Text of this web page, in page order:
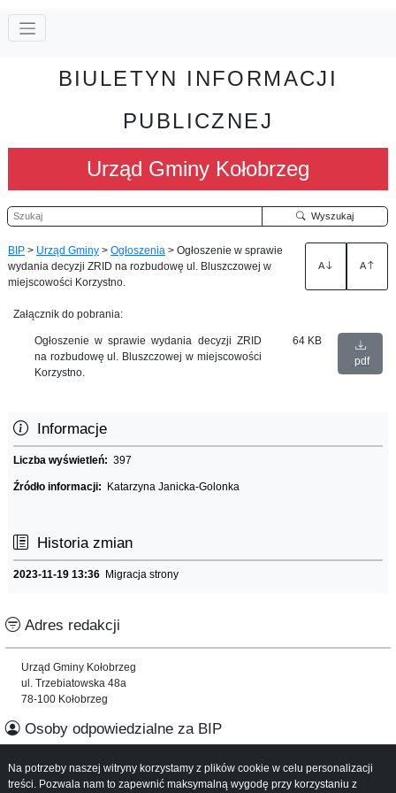
BIULETYN INFORMACJI
PUBLICZNEJ
Urząd Gminy Kołobrzeg
Szukaj Wyszukaj
BIP > Urząd Gminy > Ogłoszenia > Ogłoszenie w sprawie
wydania decyzji ZRID na rozbudowę ul. Bluszczowej w
miejscowości Korzystno.
A A
Załącznik do pobrania:
Ogłoszenie w sprawie wydania decyzji ZRID
na rozbudowę ul. Bluszczowej w miejscowości
Korzystno.
64 KB
pdf
Informacje
Liczba wyświetleń: 397
Źródło informacji: Katarzyna Janicka-Golonka
Historia zmian
2023-11-19 13:36 Migracja strony
Adres redakcji
Urząd Gminy Kołobrzeg
ul. Trzebiatowska 48a
78-100 Kołobrzeg
Osoby odpowiedzialne za BIP
Informacje o serwisie
Na potrzeby naszej witryny korzystamy z plików cookie w celu personalizacji
treści. Pozwala nam to zapewnić maksymalną wygodę przy korzystaniu z